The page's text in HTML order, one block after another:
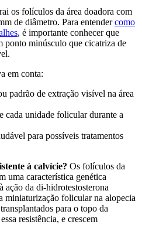
os folículos da área doadora com
de diâmetro. Para entendercomo
, é importante conhecer que
ponto minúsculo que cicatriza de
em conta:
padrão de extração visível na área
cada unidade folicular durante a
para possíveis tratamentos
à calvície? Os folículos da
uma característica genética
ação da di-hidrotestosterona
miniaturização folicular na alopecia
para o topo da
resistência, e crescem